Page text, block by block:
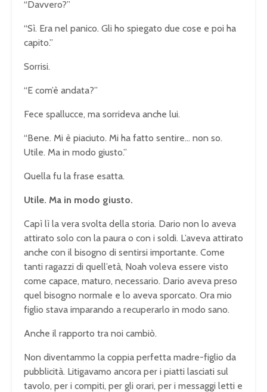
“Davvero?”
“Sì. Era nel panico. Gli ho spiegato due cose e poi ha
capito.”
Sorrisi.
“E com’è andata?”
Fece spallucce, ma sorrideva anche lui.
“Bene. Mi è piaciuto. Mi ha fatto sentire… non so.
Utile. Ma in modo giusto.”
Quella fu la frase esatta.
Utile. Ma in modo giusto.
Capì lì la vera svolta della storia. Dario non lo aveva
attirato solo con la paura o con i soldi. L’aveva attirato
anche con il bisogno di sentirsi importante. Come
tanti ragazzi di quell’età, Noah voleva essere visto
come capace, maturo, necessario. Dario aveva preso
quel bisogno normale e lo aveva sporcato. Ora mio
figlio stava imparando a recuperarlo in modo sano.
Anche il rapporto tra noi cambiò.
Non diventammo la coppia perfetta madre-figlio da
pubblicità. Litigavamo ancora per i piatti lasciati sul
tavolo, per i compiti, per gli orari, per i messaggi letti e